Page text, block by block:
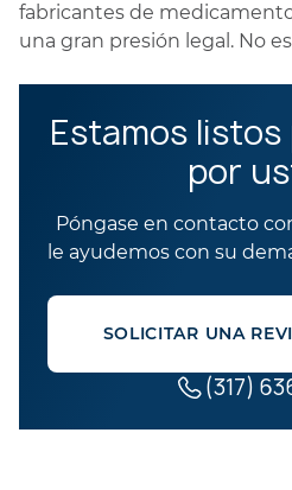
fabricantes de
una gran presión legal. No
Estamos
por
Póngase en contacto
le ayudemos con su
SOLICITAR UNA
(317)